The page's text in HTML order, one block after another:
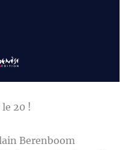
20 !
Berenboom